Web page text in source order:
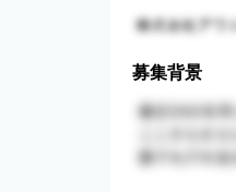
募集背景